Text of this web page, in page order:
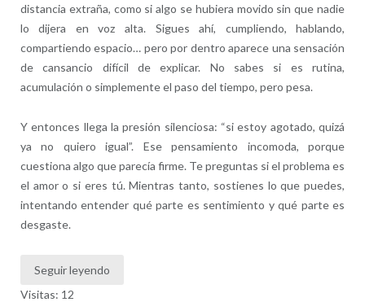
distancia extraña, como si algo se hubiera movido sin que nadie
lo dijera en voz alta. Sigues ahí, cumpliendo, hablando,
compartiendo espacio… pero por dentro aparece una sensación
de cansancio difícil de explicar. No sabes si es rutina,
acumulación o simplemente el paso del tiempo, pero pesa.
Y entonces llega la presión silenciosa: “si estoy agotado, quizá
ya no quiero igual”. Ese pensamiento incomoda, porque
cuestiona algo que parecía firme. Te preguntas si el problema es
el amor o si eres tú. Mientras tanto, sostienes lo que puedes,
intentando entender qué parte es sentimiento y qué parte es
desgaste.
Seguir leyendo
Visitas: 12